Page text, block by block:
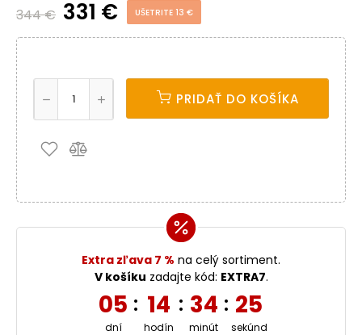
344 € 331 € UŠETRITE 13 €
PRIDAŤ DO KOŠÍKA
Extra zľava 7 % na celý sortiment.
V košíku zadajte kód: EXTRA7.
05
dní
: 14
hodín
: 34
minút
: 25
sekúnd